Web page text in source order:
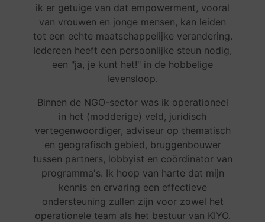
ik er getuige van dat empowerment, vooral
van vrouwen en jonge mensen, kan leiden
tot een echte maatschappelijke verandering.
Iedereen heeft een persoonlijke steun nodig,
een "ja, je kunt het!" in de hobbelige
levensloop.
Binnen de NGO-sector was ik operationeel
in het (modderige) veld, juridisch
vertegenwoordiger, adviseur op thematisch
en geografisch gebied, bruggenbouwer
tussen partners, lobbyist en coördinator van
programma's. Ik hoop van harte dat mijn
kennis en ervaring een effectieve
ondersteuning zullen zijn voor zowel het
operationele team als het bestuur van KIYO.